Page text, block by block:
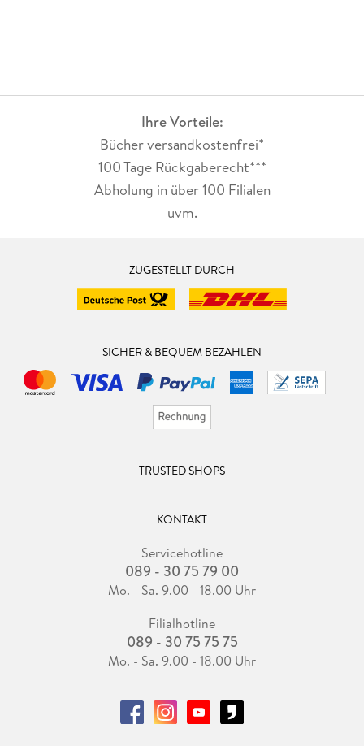
Ihre Vorteile:
Bücher versandkostenfrei*
100 Tage Rückgaberecht***
Abholung in über 100 Filialen
uvm.
ZUGESTELLT DURCH
SICHER & BEQUEM BEZAHLEN
TRUSTED SHOPS
KONTAKT
Servicehotline
089 - 30 75 79 00
Mo. - Sa. 9.00 - 18.00 Uhr
Filialhotline
089 - 30 75 75 75
Mo. - Sa. 9.00 - 18.00 Uhr